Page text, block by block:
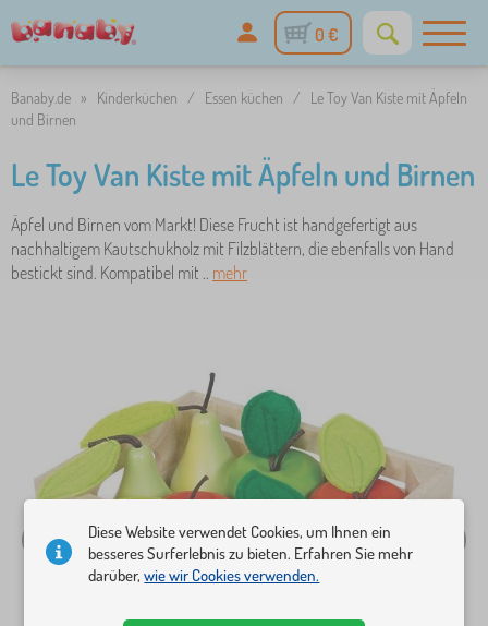
0 €
Banaby.de » Kinderküchen / Essen küchen /
Le Toy Van Kiste mit Äpfeln
und Birnen
Le Toy Van Kiste mit Äpfeln und Birnen
Äpfel und Birnen vom Markt! Diese Frucht ist handgefertigt aus
nachhaltigem Kautschukholz mit Filzblättern, die ebenfalls von Hand
bestickt sind. Kompatibel mit .. mehr
Diese Website verwendet Cookies, um Ihnen ein
besseres Surferlebnis zu bieten. Erfahren Sie mehr
darüber,wie wir Cookies verwenden.